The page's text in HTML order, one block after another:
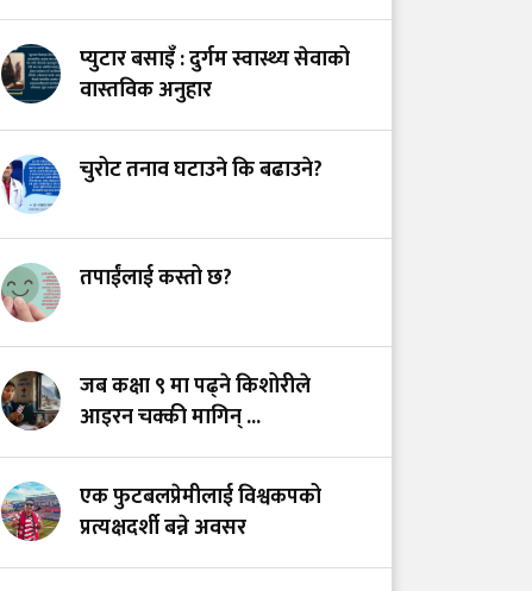
अस्तित्वको खोजीमा
नर्सिङ पेसा: साधना
देशको, सम्मान कहिले?
हामी भवन बनाउँदैछौँ कि
स्वास्थ्य प्रणाली?
भयरहित 'जीवनरक्षक',
सुरक्षित अस्पताल:
स्वास्थ्यकर्मी सुरक्षा ऐनमा
कडा परिमार्जनको
प्युटार बसाइँ : दुर्गम स्वास्थ्य सेवाको
वास्तविक अनुहार
चुरोट तनाव घटाउने कि बढाउने?
तपाईंलाई कस्तो छ?
जब कक्षा ९ मा पढ्ने किशोरीले
आइरन चक्की मागिन् ...
एक फुटबलप्रेमीलाई विश्वकपको
प्रत्यक्षदर्शी बन्ने अवसर